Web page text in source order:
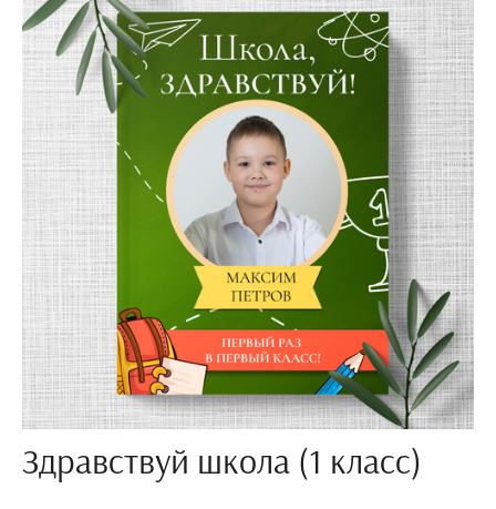
Здравствуй школа (1 класс)